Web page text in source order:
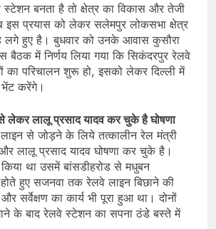
बनता है तो क्षेत्र का विकास और तेजी
प्रयास को लेकर सलेमपुर लोकसभा क्षेत्र
लगे हुए है। बुधवार को उनके आवास कुसौरा
में निर्णय लिया गया कि सिकंदरपुर रेलवे
परिचालन शुरू हो, इसको लेकर दिल्ली में
भेंट करेंगे।
से लेकर लालू प्रसाद यादव कर चुके है घोषणा
से जोड़ने के लिये तत्कालीन रेल मंत्री
और लालू प्रसाद यादव घोषणा कर चुके है।
किया था उसमें बांसडीहरोड से मधुबन
होते हुए सजनवा तक रेलवे लाइन बिछाने की
सर्वेक्षण का कार्य भी पूरा हुआ था। दोनों
के बाद रेलवे स्टेशन का सपना ठंडे बस्ते में